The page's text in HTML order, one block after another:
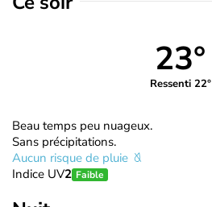
23°
Ressenti 22°
Beau temps peu nuageux.
Sans précipitations.
Aucun risque de pluie
Indice UV2 Faible